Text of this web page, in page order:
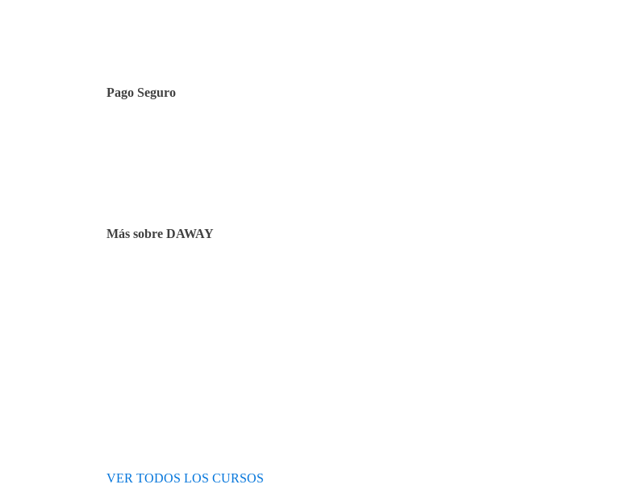
Pago Seguro
Más sobre DAWAY
VER TODOS LOS CURSOS